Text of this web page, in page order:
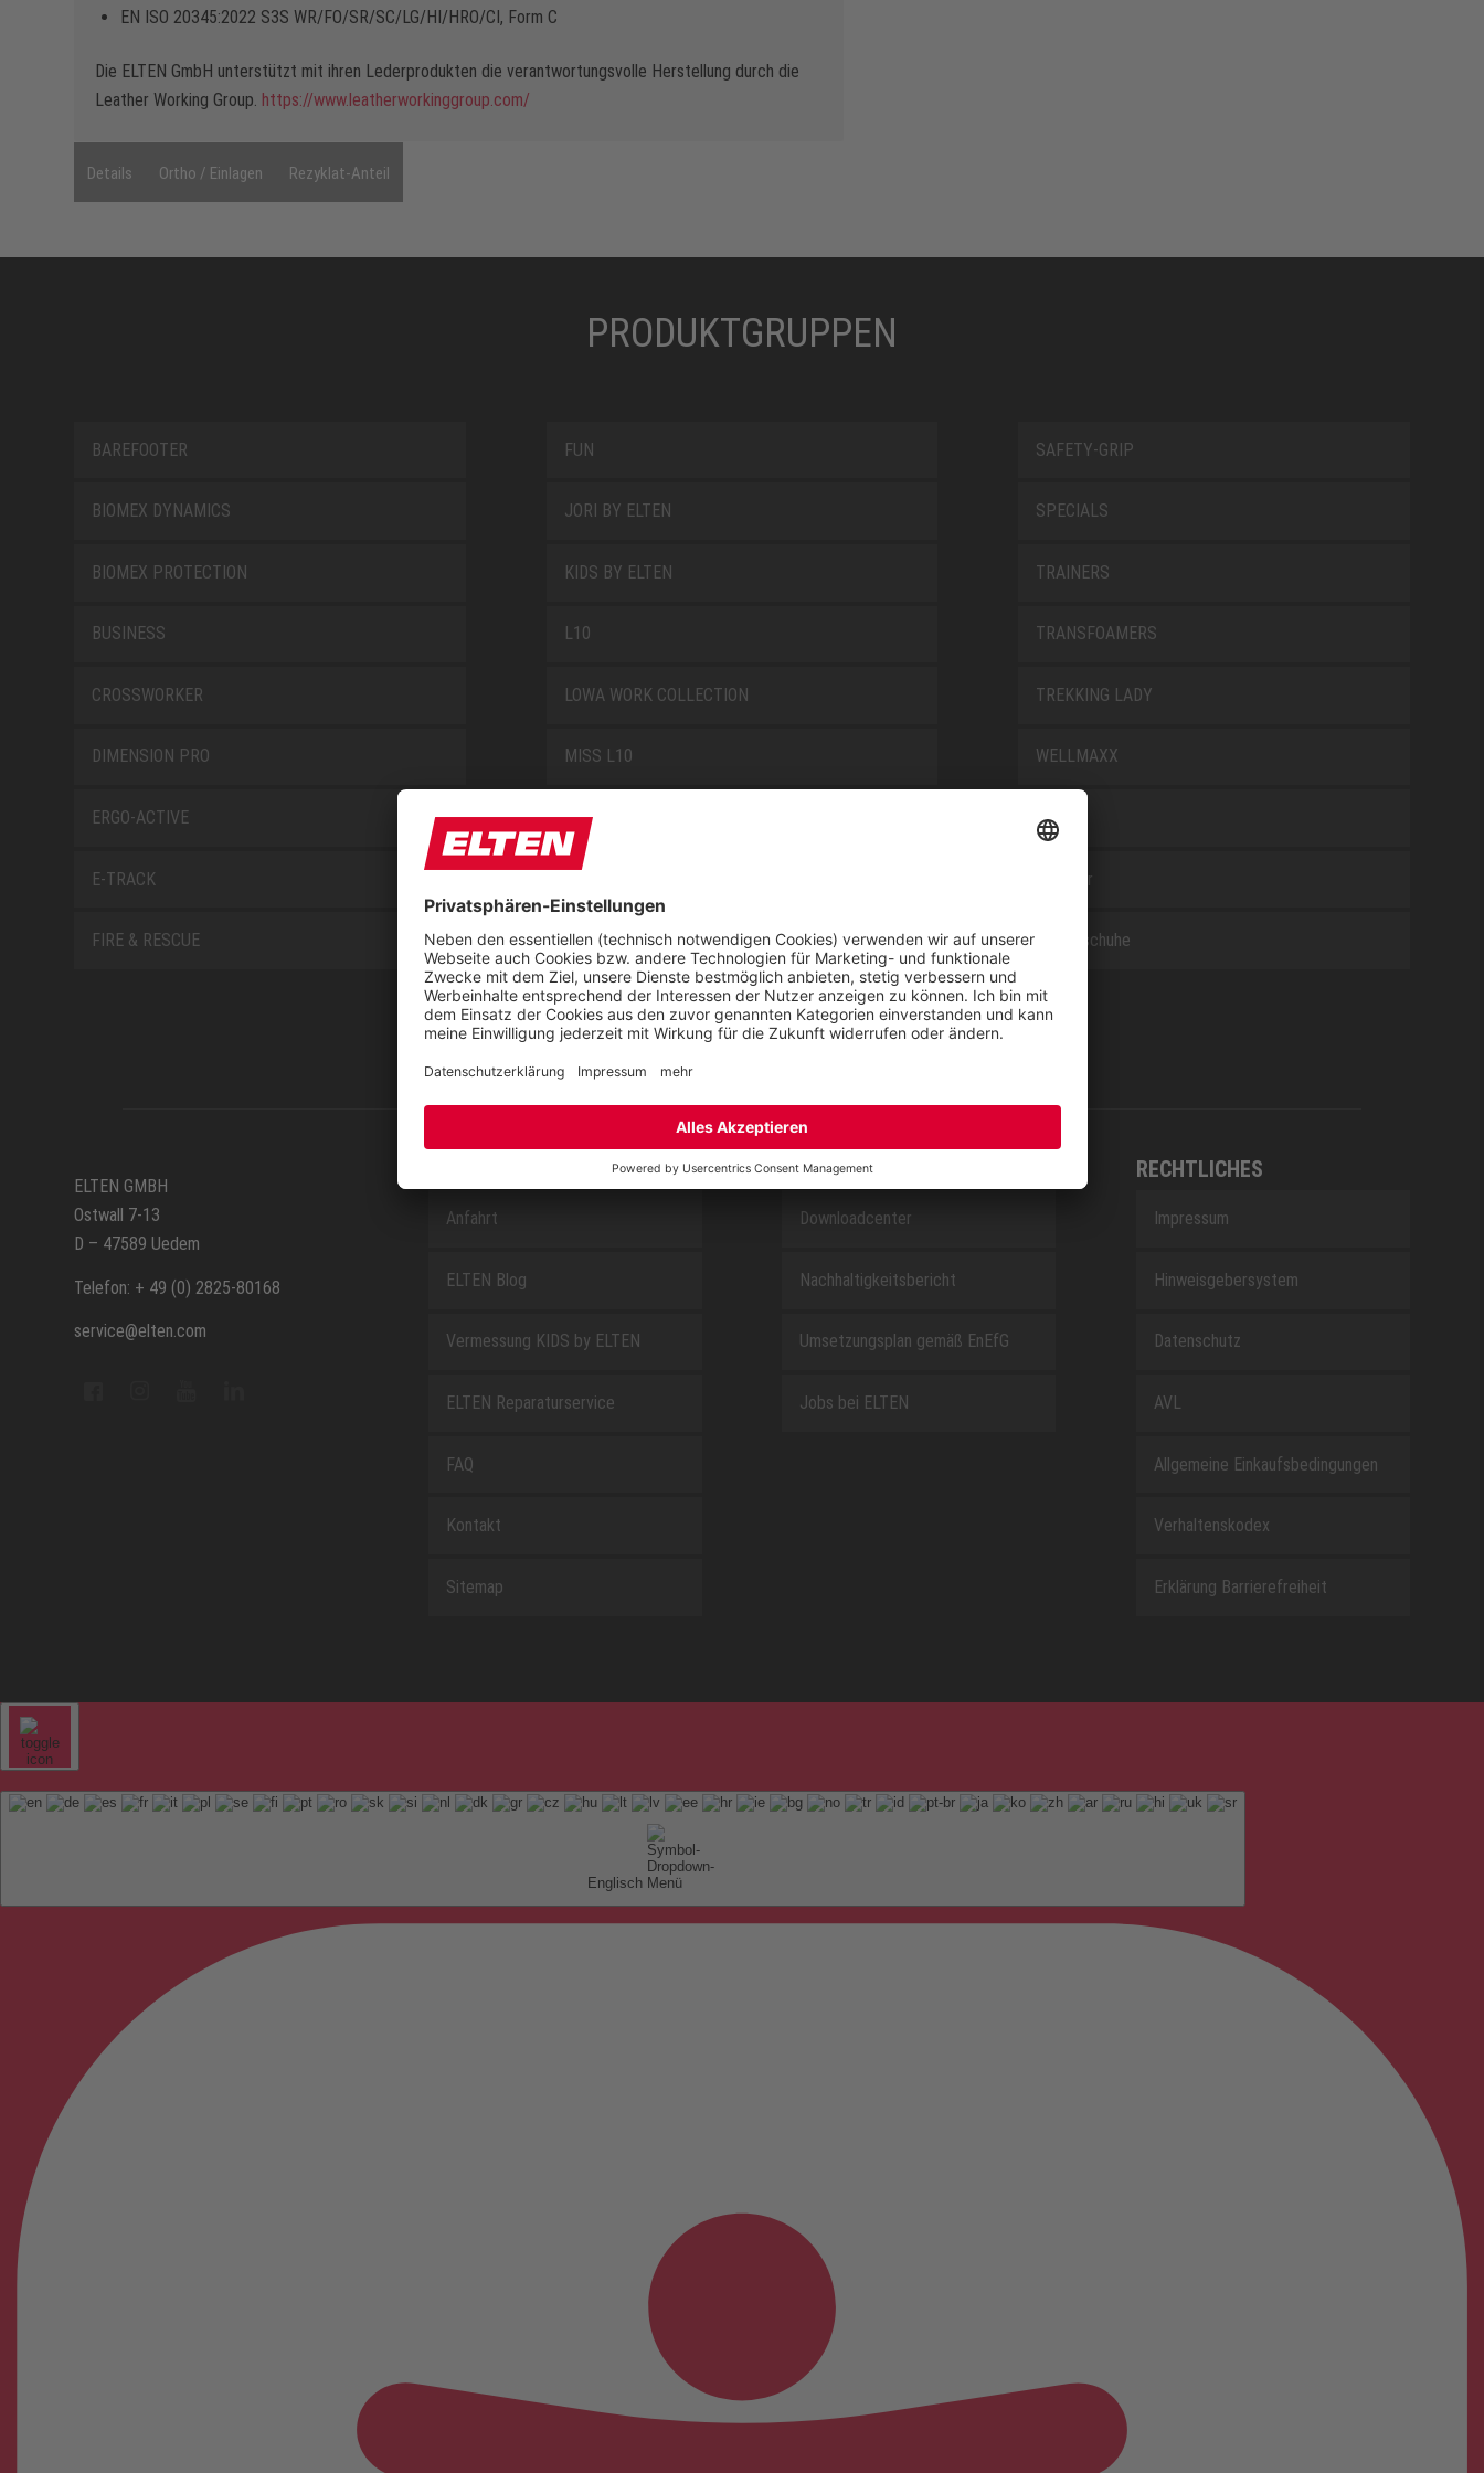
EN ISO 20345:2022 S3S WR/FO/SR/SC/LG/HI/HRO/CI, Form C
Die ELTEN GmbH unterstützt mit ihren Lederprodukten die verantwortungsvolle Herstellung durch die
Leather Working Group. https://www.leatherworkinggroup.com/
Details Ortho / Einlagen Rezyklat-Anteil
PRODUKTGRUPPEN
BAREFOOTER
BIOMEX DYNAMICS
BIOMEX PROTECTION
BUSINESS
CROSSWORKER
DIMENSION PRO
ERGO-ACTIVE
E-TRACK
FIRE & RESCUE
FUN
JORI BY ELTEN
KIDS BY ELTEN
L10
LOWA WORK COLLECTION
MISS L10
NEW CLASSICS
RETRO
SAFEGUARD
SAFETY-GRIP
SPECIALS
TRAINERS
TRANSFOAMERS
TREKKING LADY
WELLMAXX
WHITE
Zubehör
Berufsschuhe
ELTEN GMBH
Ostwall 7-13
D – 47589 Uedem
Telefon: + 49 (0) 2825-80168
service@elten.com
Anfahrt
ELTEN Blog
Vermessung KIDS by ELTEN
ELTEN Reparaturservice
FAQ
Kontakt
Sitemap
ÜBER UNS
Downloadcenter
Nachhaltigkeitsbericht
Umsetzungsplan gemäß EnEfG
Jobs bei ELTEN
RECHTLICHES
Impressum
Hinweisgebersystem
Datenschutz
AVL
Allgemeine Einkaufsbedingungen
Verhaltenskodex
Erklärung Barrierefreiheit
Englisch